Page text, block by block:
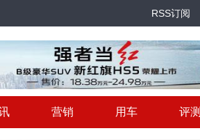
RSS订阅
营销 用车 评测